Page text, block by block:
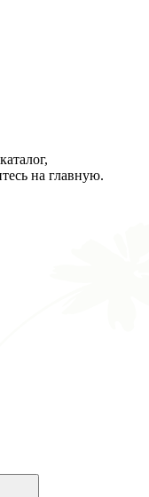
на главную.